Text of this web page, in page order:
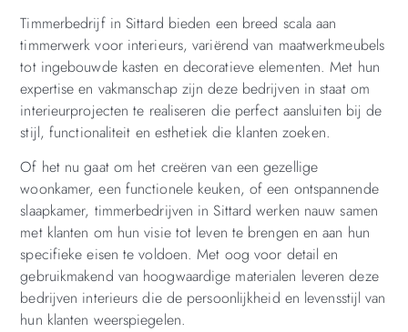
Timmerbedrijf in Sittard bieden een breed scala aan
timmerwerk voor interieurs, variërend van maatwerkmeubels
tot ingebouwde kasten en decoratieve elementen. Met hun
expertise en vakmanschap zijn deze bedrijven in staat om
interieurprojecten te realiseren die perfect aansluiten bij de
stijl, functionaliteit en esthetiek die klanten zoeken.
Of het nu gaat om het creëren van een gezellige
woonkamer, een functionele keuken, of een ontspannende
slaapkamer, timmerbedrijven in Sittard werken nauw samen
met klanten om hun visie tot leven te brengen en aan hun
specifieke eisen te voldoen. Met oog voor detail en
gebruikmakend van hoogwaardige materialen leveren deze
bedrijven interieurs die de persoonlijkheid en levensstijl van
hun klanten weerspiegelen.